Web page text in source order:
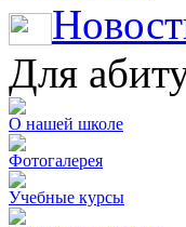
Для
О нашей школе
Фотогалерея
Учебные курсы